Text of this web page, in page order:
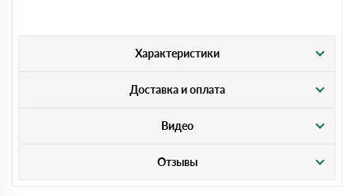
Характеристики
Доставка и оплата
Видео
Отзывы